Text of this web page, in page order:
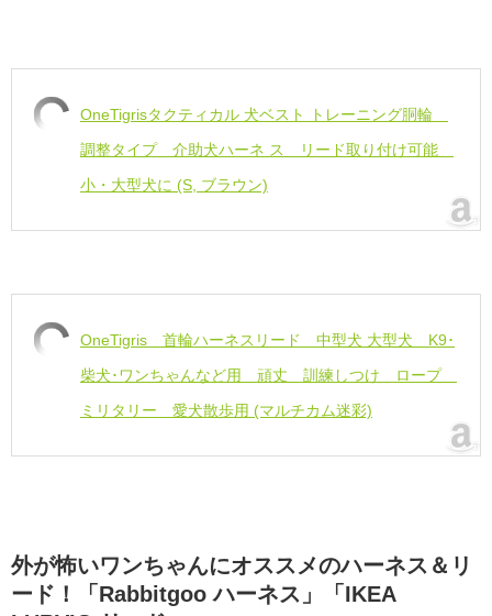
OneTigrisタクティカル 犬ベスト トレーニング胴輪
調整タイプ 介助犬ハーネ ス リード取り付け可能
小・大型犬に (S, ブラウン)
OneTigris 首輪ハーネスリード 中型犬 大型犬 K9･
柴犬･ワンちゃんなど用 頑丈 訓練しつけ ロープ
ミリタリー 愛犬散歩用 (マルチカム迷彩)
外が怖いワンちゃんにオススメのハーネス＆リ
ード！「Rabbitgoo ハーネス」「IKEA